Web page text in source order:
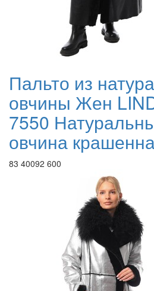
Пальто из
овчины Жен
7550
овчина
83 40092 600